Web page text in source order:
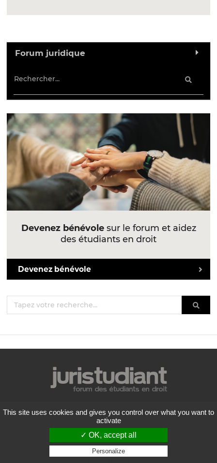
Forum juridique
Devenez bénévolesur le forum et aidez
des étudiants en droit
Devenez bénévole
Mentions légales
Politique de confidentialité
Conditions générales d'utilisation
Liste des forums
Contactez-nous
This site uses cookies and gives you control over what you want to
activate
✓ OK, accept all
Personalize